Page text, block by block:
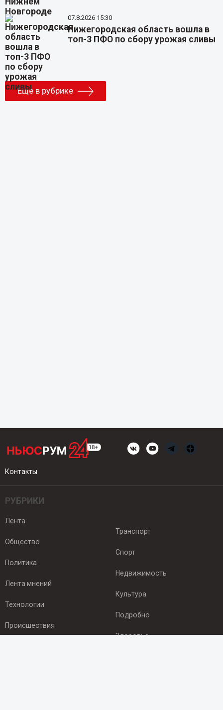
07.8.2026 15:30
Нижегородская область вошла в
топ-3 ПФО по сбору урожая сливы
Еще в рубрике
Контакты
РУБРИКИ
Лента
Общество
Политика
Лента мнений
Технологии
Происшествия
Транспорт
Спорт
Недвижимость
Культура
Подробно
Здоровье